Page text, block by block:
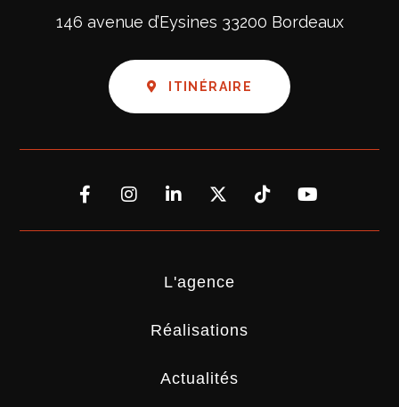
146 avenue d’Eysines 33200 Bordeaux
ITINÉRAIRE
L'agence
Réalisations
Actualités